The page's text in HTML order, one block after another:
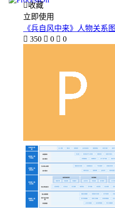
收藏
立即使用
《兵自风中来》人物关系图
 350  0  0